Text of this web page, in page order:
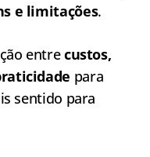
e limitações.
entrecustos,
para
sentido para